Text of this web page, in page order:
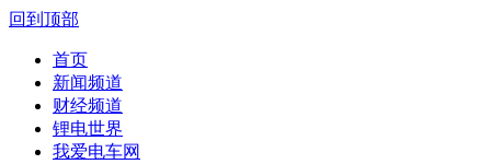
回到顶部
首页
新闻频道
财经频道
锂电世界
我爱电车网